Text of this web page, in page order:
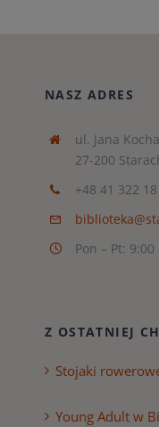
NASZ ADRES
ul. Jana
27-200
+48 41 322
Pon – Pt: 9:00
Z OSTATNIEJ
Stojaki
Young Adult w